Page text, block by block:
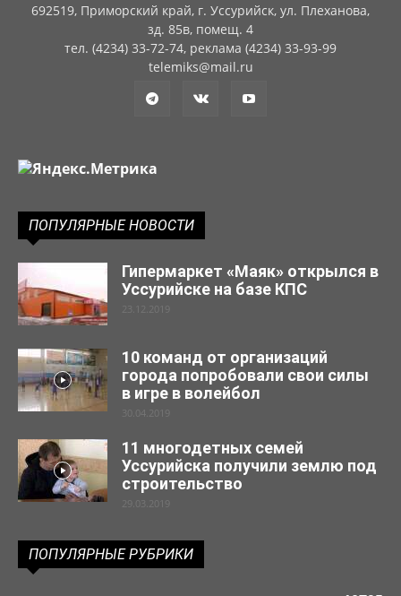
692519, Приморский край, г. Уссурийск, ул. Плеханова,
зд. 85в, помещ. 4
тел. (4234) 33-72-74, реклама (4234) 33-93-99
telemiks@mail.ru
ПОПУЛЯРНЫЕ НОВОСТИ
Гипермаркет «Маяк» открылся в
Уссурийске на базе КПС
23.12.2019
10 команд от организаций
города попробовали свои силы
в игре в волейбол
30.04.2019
11 многодетных семей
Уссурийска получили землю под
строительство
29.03.2019
ПОПУЛЯРНЫЕ РУБРИКИ